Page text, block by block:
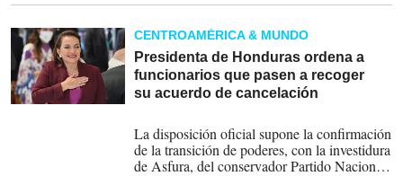
aprobó: un candidato humano formalmente
inscrito, cuyas decisiones en el Congreso
estarían determinadas por las votaciones
realizadas en la plataforma digital.
CENTROAMÉRICA & MUNDO
Presidenta de Honduras ordena a
funcionarios que pasen a recoger
su acuerdo de cancelación
La disposición oficial supone la confirmación
de la transición de poderes, con la investidura
de Asfura, del conservador Partido Nacional,